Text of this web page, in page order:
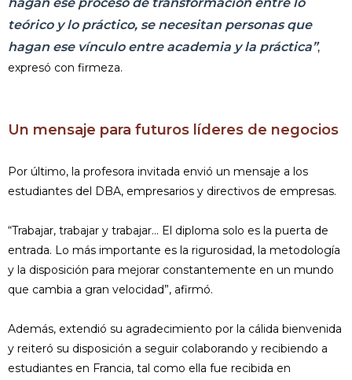
hagan ese proceso de transformación entre lo
teórico y lo práctico, se necesitan personas que
hagan ese vínculo entre academia y la práctica”,
expresó con firmeza.
Un mensaje para futuros líderes de negocios
Por último, la profesora invitada envió un mensaje a los
estudiantes del DBA, empresarios y directivos de empresas.
“Trabajar, trabajar y trabajar… El diploma solo es la puerta de
entrada. Lo más importante es la rigurosidad, la metodología
y la disposición para mejorar constantemente en un mundo
que cambia a gran velocidad”, afirmó.
Además, extendió su agradecimiento por la cálida bienvenida
y reiteró su disposición a seguir colaborando y recibiendo a
estudiantes en Francia, tal como ella fue recibida en